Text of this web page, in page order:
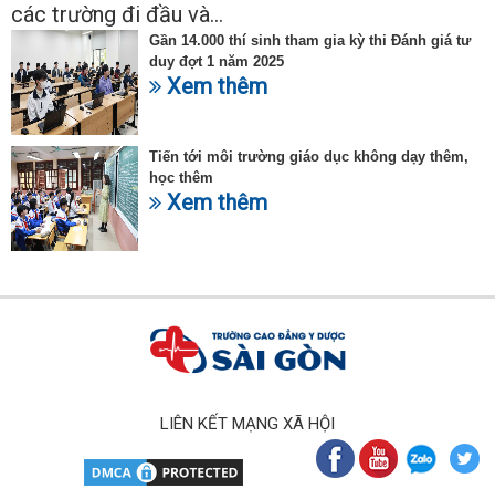
các trường đi đầu và...
Gần 14.000 thí sinh tham gia kỳ thi Đánh giá tư
duy đợt 1 năm 2025
Xem thêm
Tiến tới môi trường giáo dục không dạy thêm,
học thêm
Xem thêm
LIÊN KẾT MẠNG XÃ HỘI